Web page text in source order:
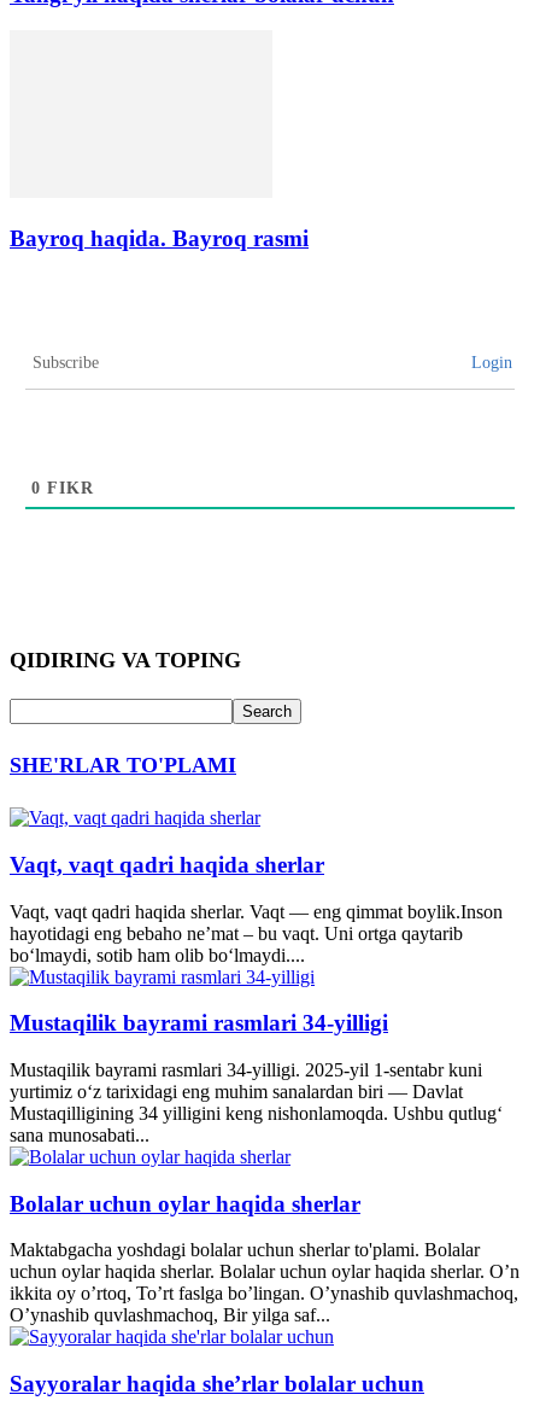
Bayroq haqida. Bayroq rasmi
Subscribe Login
0 FIKR
QIDIRING VA TOPING
SHE'RLAR TO'PLAMI
Vaqt, vaqt qadri haqida sherlar
Vaqt, vaqt qadri haqida sherlar. Vaqt — eng qimmat boylik.Inson
hayotidagi eng bebaho ne’mat – bu vaqt. Uni ortga qaytarib
bo‘lmaydi, sotib ham olib bo‘lmaydi....
Mustaqilik bayrami rasmlari 34-yilligi
Mustaqilik bayrami rasmlari 34-yilligi. 2025-yil 1-sentabr kuni
yurtimiz o‘z tarixidagi eng muhim sanalardan biri — Davlat
Mustaqilligining 34 yilligini keng nishonlamoqda. Ushbu qutlug‘
sana munosabati...
Bolalar uchun oylar haqida sherlar
Maktabgacha yoshdagi bolalar uchun sherlar to'plami. Bolalar
uchun oylar haqida sherlar. Bolalar uchun oylar haqida sherlar. O’n
ikkita oy o’rtoq, To’rt faslga bo’lingan. O’ynashib quvlashmachoq,
O’ynashib quvlashmachoq, Bir yilga saf...
Sayyoralar haqida she’rlar bolalar uchun